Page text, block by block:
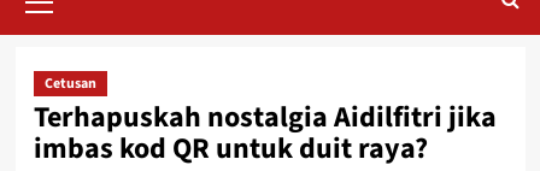
Cetusan
Terhapuskah nostalgia Aidilfitri jika
imbas kod QR untuk duit raya?